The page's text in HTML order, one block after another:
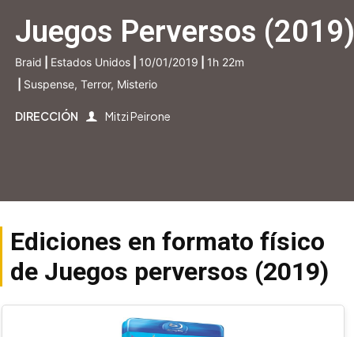
Juegos Perversos (2019)
Braid Estados Unidos 10/01/2019
1h 22m
Suspense, Terror, Misterio
DIRECCIÓN Mitzi Peirone
Ediciones en formato físico
de Juegos perversos (2019)